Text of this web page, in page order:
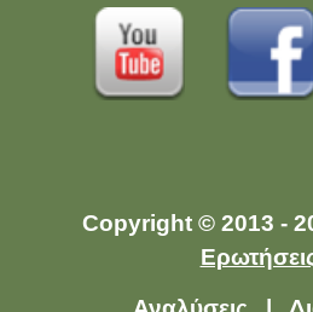
Copyright © 2013 -